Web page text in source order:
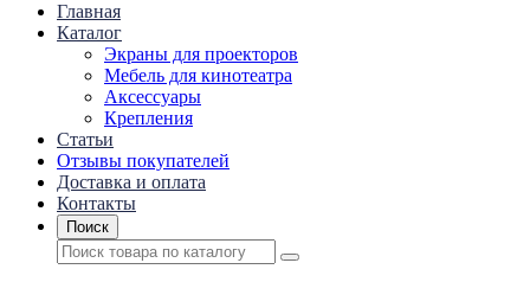
Главная
Каталог
Экраны для проекторов
Mебель для кинотеатра
Аксессуары
Крепления
Статьи
Отзывы покупателей
Доставка и оплата
Контакты
Поиск